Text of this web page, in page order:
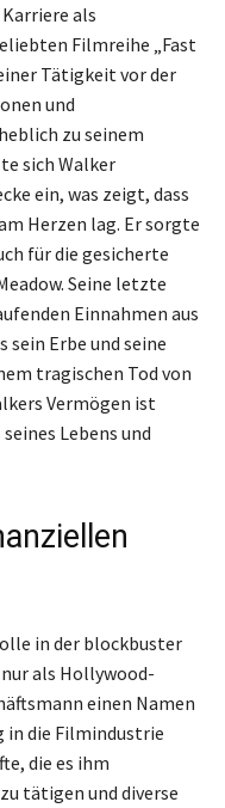
als
Filmreihe „Fast
Tätigkeit vor der
und
zu seinem
sich Walker
ein, was zeigt, dass
Herzen lag. Er sorgte
für die gesicherte
Seine letzte
Einnahmen aus
Erbe und seine
tragischen Tod von
Vermögen ist
Lebens und
in der blockbuster
als Hollywood-
einen Namen
in die Filmindustrie
die es ihm
tätigen und diverse